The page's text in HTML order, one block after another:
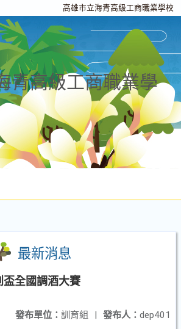
高雄市立海青高級工商職業學校
青高級工商職業學
最新消息
盃全國調酒大賽
發布人： dep401
發布單位： 訓育組 |